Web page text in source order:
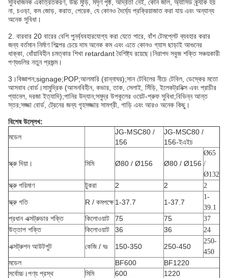
সুবিধাজনক একত্রিতকরণ, উচ্চ মুড়ি, মসৃণ পৃষ্ঠ, আর্দ্রতা নেই, কোন জাল, অ্যাসিড ক্র্যাক হয়
না, চওড়া, কম জোড়, করাত, পেরেক, যে কোনও দৈর্ঘ্যে প্রক্রিয়াজাত করা যায় এবং অন্যান্য
অনেক সুবিধা।
2. বারবার 20 বারের বেশি পুনর্ব্যবহারযোগ্য করা যেতে পারে, বাঁশ টেমপ্লেট ব্যবহার করার
জন্য বর্তমান নির্মাণ শিল্পের চেয়ে দাম অনেক কম এবং এতে কোনও গ্যাস ছাড়াই আগুনের
ধাক্কা, ধোঁয়াবিহীন চমত্কার শিখা retardant বৈশিষ্ট্য রয়েছে।নিরাপদ সবুজ শক্তি সঞ্চয়কারী
পণ্যগুলির নতুন প্রজন্ম।
3।বিজ্ঞাপন;signage;POP;আলমারি (রান্নাঘর);সান টেবিলের নীচে টেবিল, ডেস্কের মতো
আসবাব বোর্ড।সামুদ্রিক (আসনবিহীন, কভার, তাক, সেলাই, সিঁড়ি, ইলেকট্রনিক্স এবং প্রাচীর
প্যানেল, দরজা ইত্যাদি);পানির উদ্যান;সমুদ্র উপকূলের ওয়েট-প্রুফ সুবিধা;বিভিন্ন আন্ত
স্তর;সজ্জা বোর্ড, ট্রেনের জন্য গৃহসজ্জার সামগ্রী, গাড়ি এবং আরও অনেক কিছু।
বিশেষ উল্লেখ:
মডেল
JG-MSC80 /
156
JG-MSC80 /
156-ইএইচ
স্ক্রু দিয়া। মিমি Ø80 / Ø156 Ø80 / Ø156
Ø65
/
Ø132
স্ক্রু পরিমাণ টুকরা 2 2 2
স্ক্রু গতি R / কমপক্ষে 1-37.7 1-37.7
1-
39.1
প্রধান এক্সট্রুডার শক্তি কিলোওয়াট 75 75 37
উত্তাপ শক্তি কিলোওয়াট 36 36 24
এক্সট্রুশন আউটপুট কেজি / ঘঃ 150-350 250-450
250-
450
মডেল BF600
BF1220
সর্বোচ্চ।পণ্য প্রস্থ
মিমি 600
1220